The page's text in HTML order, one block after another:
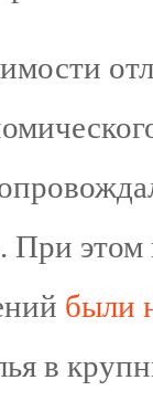
этом
были
в